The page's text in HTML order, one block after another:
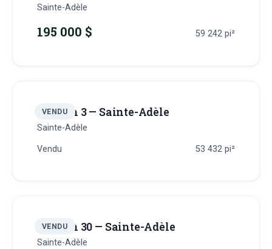
Sainte-Adèle
195 000 $ 59 242 pi²
VENDU
Terrain 3 — Sainte-Adèle
Sainte-Adèle
Vendu 53 432 pi²
VENDU
Terrain 30 — Sainte-Adèle
Sainte-Adèle